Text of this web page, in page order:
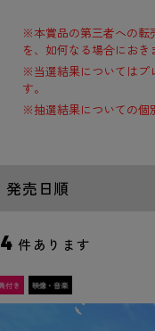
※本賞品の第三者への転
を、如何なる場合におき
※当選結果についてはプ
す。
※抽選結果についての個
4 件あります